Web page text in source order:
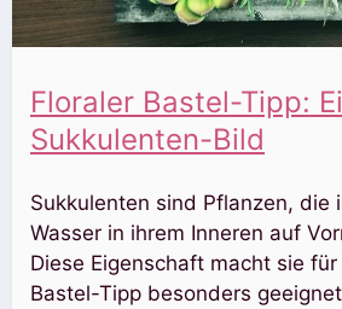
Floraler Bastel-Tipp:
Sukkulenten-Bild
Sukkulenten sind Pflanzen, die
Wasser in ihrem Inneren auf
Diese Eigenschaft macht sie
Bastel-Tipp besonders